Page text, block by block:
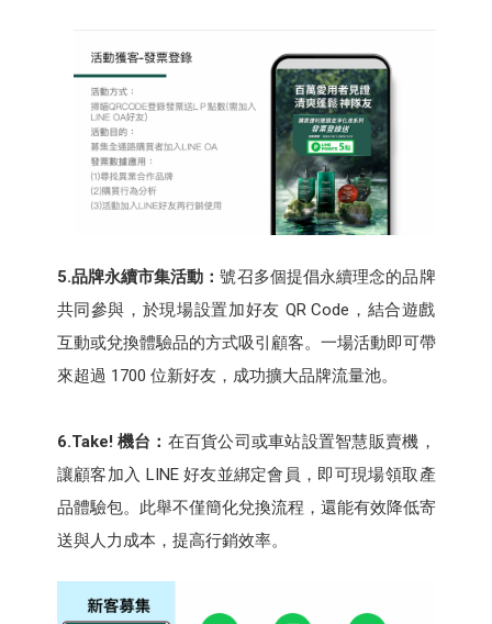
5.品牌永續市集活動：號召多個提倡永續理念的品牌
共同參與，於現場設置加好友 QR Code，結合遊戲
互動或兌換體驗品的方式吸引顧客。一場活動即可帶
來超過 1700 位新好友，成功擴大品牌流量池。
6.Take! 機台： 在百貨公司或車站設置智慧販賣機，
讓顧客加入 LINE 好友並綁定會員，即可現場領取產
品體驗包。此舉不僅簡化兌換流程，還能有效降低寄
送與人力成本，提高行銷效率。